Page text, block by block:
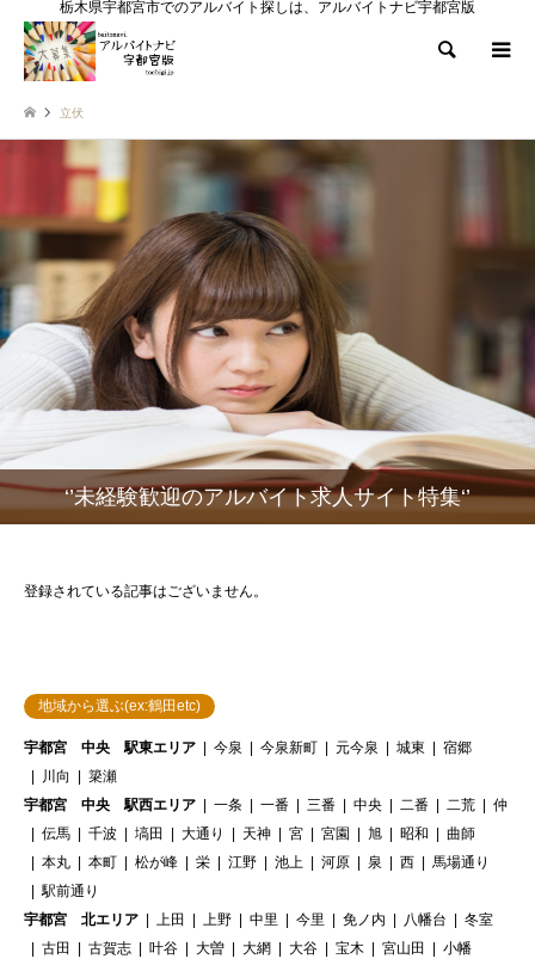
栃木県宇都宮市でのアルバイト探しは、アルバイトナビ宇都宮版
検索
立伏
‘’未経験歓迎のアルバイト求人サイト特集‘’
登録されている記事はございません。
地域から選ぶ(ex:鶴田etc)
宇都宮 中央 駅東エリア 今泉 今泉新町 元今泉 城東
宿郷
川向
簗瀬
宇都宮 中央 駅西エリア
一条 一番 三番 中央 二番 二荒
仲
伝馬
千波 塙田 大通り 天神 宮 宮園 旭 昭和
曲師
本丸
本町 松が峰 栄 江野 池上 河原 泉 西
馬場通り
駅前通り
宇都宮 北エリア
上田 上野 中里 今里 免ノ内 八幡台
冬室
古田
古賀志 叶谷 大曽 大網 大谷 宝木 宮山田
小幡